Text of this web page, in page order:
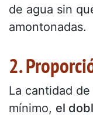
de agua sin
amontonadas.
2.
La cantidad
mínimo, el